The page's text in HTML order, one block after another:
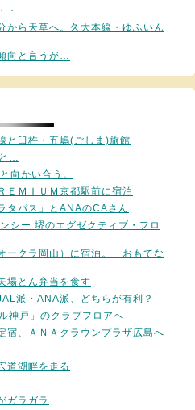
・
ら天草へ。久大本線・ゆふいん
向と言うが…
と臼杵・五嶋(ごしま)旅館
…
向かい合う。
ＥＭＩＵＭ京都駅前に宿泊
タパス」とANAのCAさん
シー 堺のエグゼクティブ・フロ
ークラ岡山）に宿泊。「おもてな
場とん弁当を食す
派・ANA派、どちらが有利？
神戸」のクラブフロアへ
、ＡＮＡクラウンプラザ広島へ
道湖畔を走る
ガラガラ